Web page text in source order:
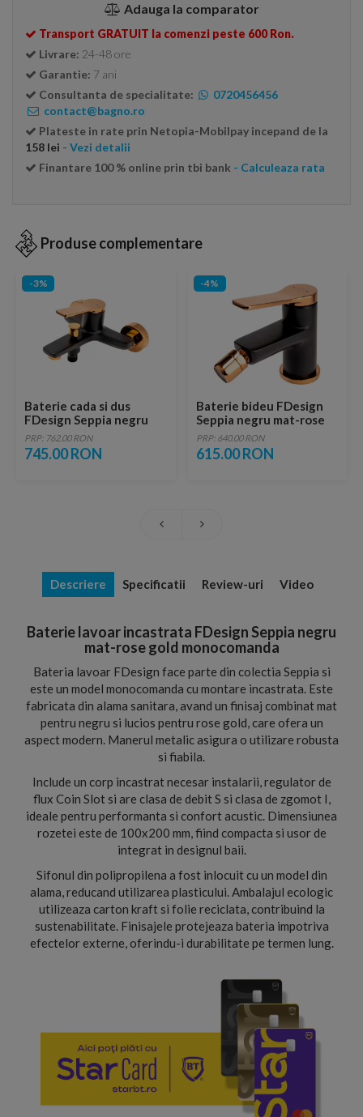
Adauga la comparator
Transport GRATUIT la comenzi peste 600 Ron.
Livrare: 24-48 ore
Garantie: 7 ani
Consultanta de specialitate:
0720456456
contact@bagno.ro
Plateste in rate prin Netopia-Mobilpay incepand de la
158 lei - Vezi detalii
Finantare 100 % online prin tbi bank - Calculeaza rata
Produse complementare
-3%
Baterie cada si dus
FDesign Seppia negru
mat-rose gold
monocomanda
PRP: 762.00 RON
745.00 RON
-4%
Baterie bideu FDesign
Seppia negru mat-rose
gold monocomanda
PRP: 640.00 RON
615.00 RON
Descriere Specificatii Review-uri Video
Baterie lavoar incastrata FDesign Seppia negru
mat-rose gold monocomanda
Bateria lavoar FDesign face parte din colectia Seppia si
este un model monocomanda cu montare incastrata. Este
fabricata din alama sanitara, avand un finisaj combinat mat
pentru negru si lucios pentru rose gold, care ofera un
aspect modern. Manerul metalic asigura o utilizare robusta
si fiabila.
Include un corp incastrat necesar instalarii, regulator de
flux Coin Slot si are clasa de debit S si clasa de zgomot I,
ideale pentru performanta si confort acustic. Dimensiunea
rozetei este de 100x200 mm, fiind compacta si usor de
integrat in designul baii.
Sifonul din polipropilena a fost inlocuit cu un model din
alama, reducand utilizarea plasticului. Ambalajul ecologic
utilizeaza carton kraft si folie reciclata, contribuind la
sustenabilitate. Finisajele protejeaza bateria impotriva
efectelor externe, oferindu-i durabilitate pe termen lung.